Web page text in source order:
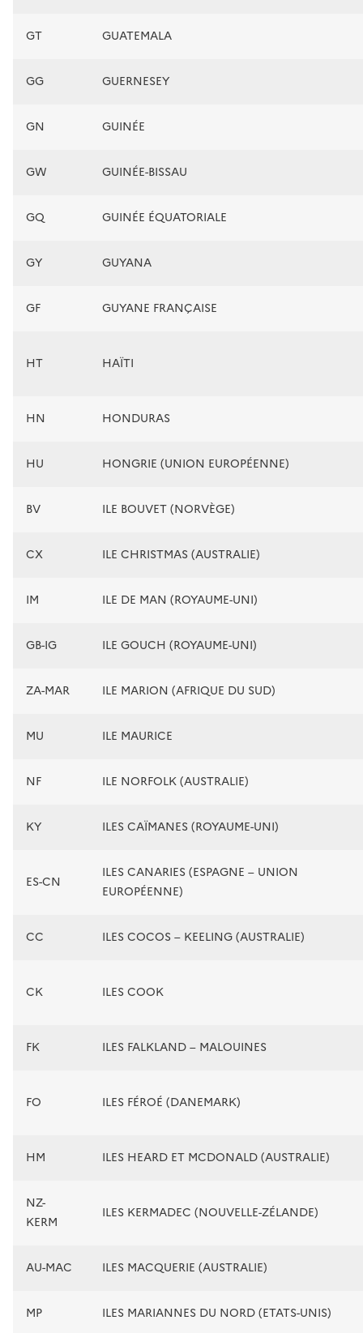
GT GUATEMALA
GG GUERNESEY
GN GUINÉE
GW GUINÉE-BISSAU
GQ GUINÉE ÉQUATORIALE
GY GUYANA
GF GUYANE FRANÇAISE
HT HAÏTI
HN HONDURAS
HU HONGRIE (UNION EUROPÉENNE)
BV ILE BOUVET (NORVÈGE)
CX ILE CHRISTMAS (AUSTRALIE)
IM ILE DE MAN (ROYAUME-UNI)
GB-IG ILE GOUCH (ROYAUME-UNI)
ZA-MAR ILE MARION (AFRIQUE DU SUD)
MU ILE MAURICE
NF ILE NORFOLK (AUSTRALIE)
KY ILES CAÏMANES (ROYAUME-UNI)
ES-CN
ILES CANARIES (ESPAGNE – UNION
EUROPÉENNE)
CC ILES COCOS – KEELING (AUSTRALIE)
CK ILES COOK
FK ILES FALKLAND – MALOUINES
FO ILES FÉROÉ (DANEMARK)
HM ILES HEARD ET MCDONALD (AUSTRALIE)
NZ-
KERM
ILES KERMADEC (NOUVELLE-ZÉLANDE)
AU-MAC ILES MACQUERIE (AUSTRALIE)
MP ILES MARIANNES DU NORD (ETATS-UNIS)